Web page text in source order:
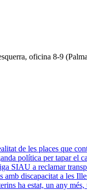
oficina 8-9
de les places que
política per tapar el
SIAU a reclamar
discapacitat a les
ha estat, un any